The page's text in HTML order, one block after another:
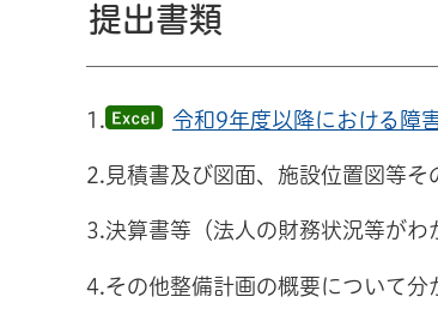
提出書類
1. 令和9年度以降における障
2.見積書及び図面、施設位置図等そ
3.決算書等（法人の財務状況等がわ
4.その他整備計画の概要について分